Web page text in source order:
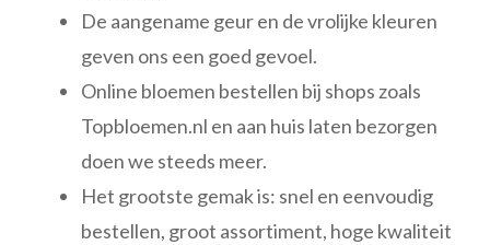
De aangename geur en de vrolijke kleuren
geven ons een goed gevoel.
Online bloemen bestellen bij shops zoals
Topbloemen.nl en aan huis laten bezorgen
doen we steeds meer.
Het grootste gemak is: snel en eenvoudig
bestellen, groot assortiment, hoge kwaliteit